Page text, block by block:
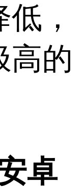
，
高的
卓